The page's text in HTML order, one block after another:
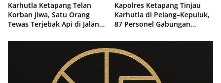
Karhutla Ketapang Telan
Korban Jiwa, Satu Orang
Tewas Terjebak Api di Jalan
Kapolres Ketapang Tinjau
Karhutla di Pelang–Kepuluk,
87 Personel Gabungan